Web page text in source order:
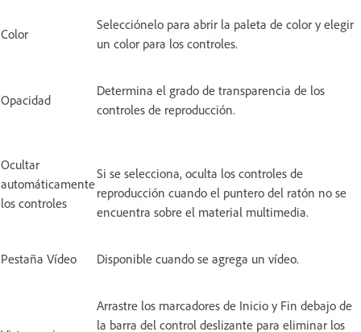
Color
Selecciónelo para abrir la paleta de color y elegir
un color para los controles.
Opacidad
Determina el grado de transparencia de los
controles de reproducción.
Ocultar
automáticamente
los controles
Si se selecciona, oculta los controles de
reproducción cuando el puntero del ratón no se
encuentra sobre el material multimedia.
Pestaña Vídeo Disponible cuando se agrega un vídeo.
Arrastre los marcadores de Inicio y Fin debajo de
la barra del control deslizante para eliminar los